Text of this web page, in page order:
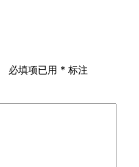
必填项已用 * 标注